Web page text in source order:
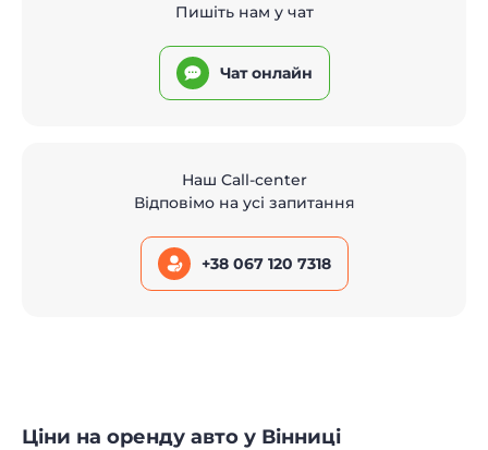
Пишіть нам у чат
Чат онлайн
Наш Call-center
Відповімо на усі запитання
+38 067 120 7318
Ціни на оренду авто у Вінниці